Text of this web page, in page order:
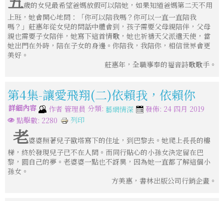
歲的女兒最希望爸媽放假可以陪她，如果知道爸媽第二天不用
上班，她會開心地問：「你可以陪我嗎？你可以一直一直陪我
嗎？」莊惠年從女兒的問話中體會到，孩子需要父母親陪伴，父母
親也需要子女陪伴，她寫下這首情歌，她也祈禱天父派遣天使，當
她出門在外時，陪在子女的身邊。你陪我，我陪你，相信世界會更
美好。
莊惠年，全職事奉的福音詩歌歌手。
第4集-讓愛飛翔(二)依賴我，依賴你
詳細內容 作者 管理員 分類: 藝網情深
發佈: 24 四月 2019
點擊數: 2280
列印
老婆婆照著兒子歐塔寫下的住址，到巴黎去。她爬上長長的樓
梯，終於發現兒子已不在人間。而同行貼心的小孫女決定留在巴
黎，圓自己的夢。老婆婆一點也不訝異，因為她一直都了解這個小
孫女。
方美惠，書林出版公司行銷企畫。